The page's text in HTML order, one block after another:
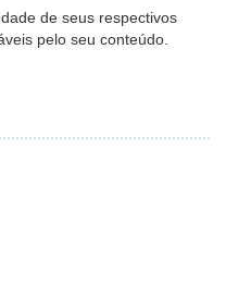
de seus respectivos
pelo seu conteúdo.